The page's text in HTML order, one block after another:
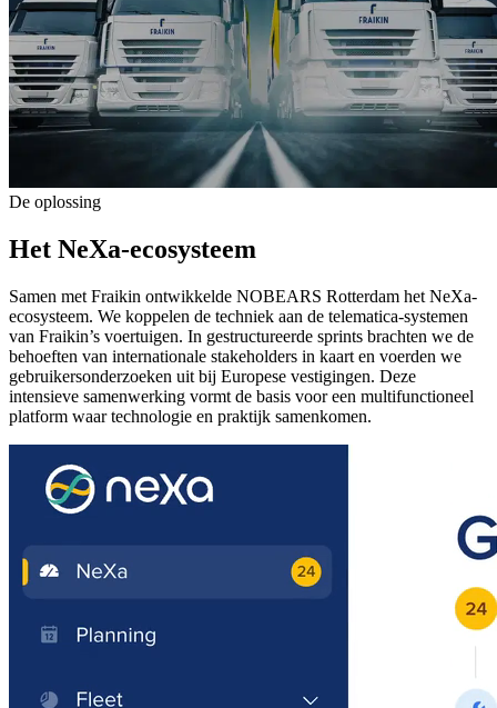
De oplossing
Het NeXa-ecosysteem
Samen met Fraikin ontwikkelde NOBEARS Rotterdam het NeXa-
ecosysteem. We koppelen de techniek aan de telematica-systemen
van Fraikin’s voertuigen. In gestructureerde sprints brachten we de
behoeften van internationale stakeholders in kaart en voerden we
gebruikersonderzoeken uit bij Europese vestigingen. Deze
intensieve samenwerking vormt de basis voor een multifunctioneel
platform waar technologie en praktijk samenkomen.